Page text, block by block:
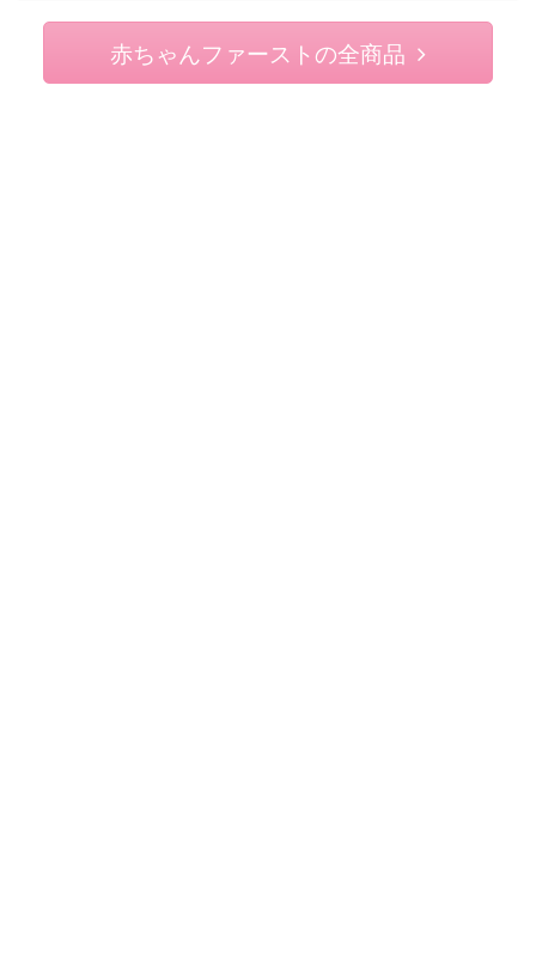
赤ちゃんファーストの全商品